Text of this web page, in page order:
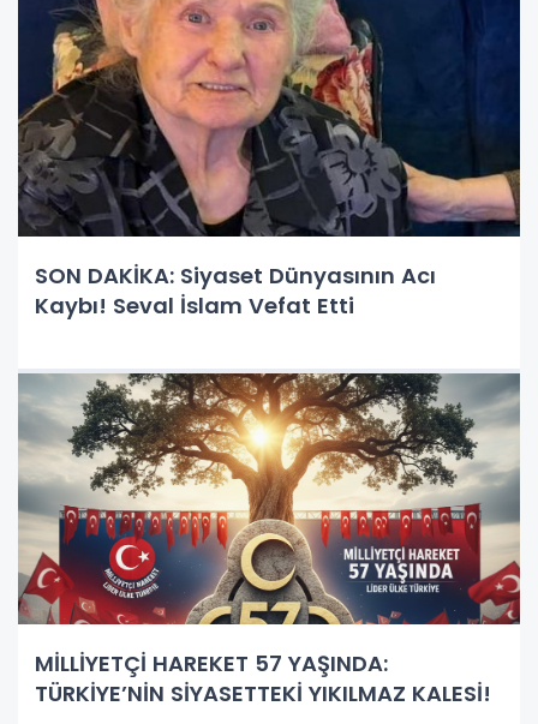
SON DAKİKA: Siyaset Dünyasının Acı
Kaybı! Seval İslam Vefat Etti
MİLLİYETÇİ HAREKET 57 YAŞINDA:
TÜRKİYE’NİN SİYASETTEKİ YIKILMAZ KALESİ!